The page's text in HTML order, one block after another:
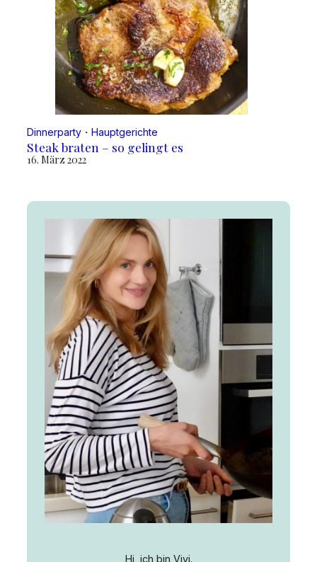
Dinnerparty ・ Hauptgerichte
Steak braten – so gelingt es
16. März 2022
Hi, ich bin Vivi.